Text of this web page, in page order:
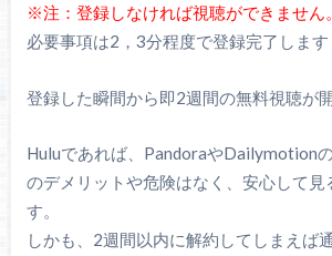
※注：登録しなければ視聴ができません。
必要事項は2，3分程度で登録完了します
登録した瞬間から即2週間の無料視聴が
Huluであれば、PandoraやDailymotion
のデメリットや危険はなく、安心して見
す。
しかも、2週間以内に解約してしまえば